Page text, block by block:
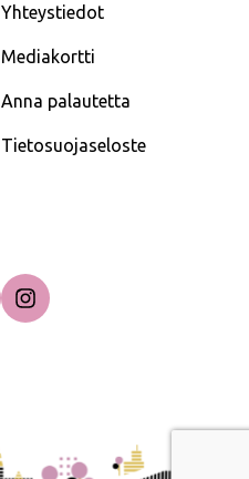
Yhteystiedot
Mediakortti
Anna palautetta
Tietosuojaseloste